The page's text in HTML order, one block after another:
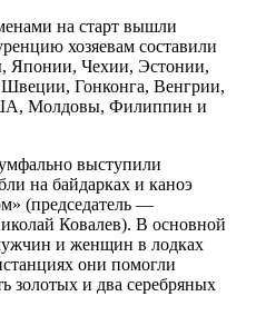
на старт вышли
хозяевам составили
Японии, Чехии, Эстонии,
Гонконга, Венгрии,
Молдовы, Филиппин и
выступили
на байдарках и каноэ
(председатель —
Ковалев). В основной
и женщин в лодках
они помогли
золотых и два серебряных